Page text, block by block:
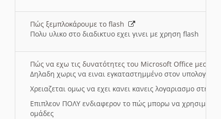
Πώς ξεμπλοκάρουμε το flash
Πολυ υλικο στο διαδικτυο εχει γινει με χρηση flash
Πώς να εχω τις δυνατότητες του Microsoft Office μεσω
Δηλαδη χωρις να ειναι εγκαταστημμένο στον
Χρειαζεται ομως να εχει κανει κανεις λογαριασμο στη
Επιπλεον ΠΟΛΥ ενδιαφερον το πώς μπορω να
ομάδες